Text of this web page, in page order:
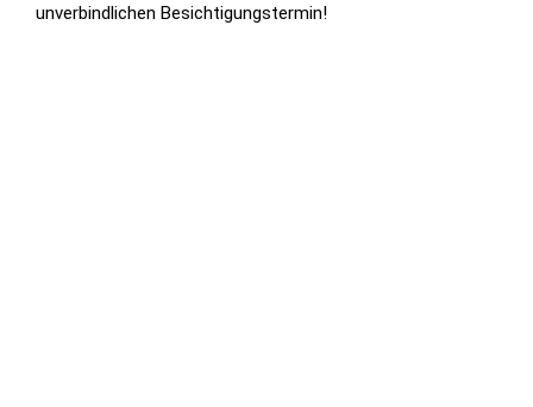
unverbindlichen Besichtigungstermin!